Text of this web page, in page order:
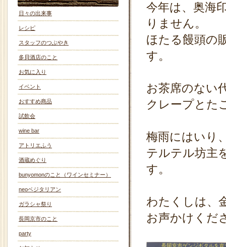
今年は、奥海
りません。
ほたる饅頭の
す。
お茶席のない
クレープとた
梅雨にはいり
テルテル坊主
す。
わたくしは、
お声かけくだ
日々の出来事
レシピ
スタッフのつぶやき
多貝酒店のこと
お気に入り
イベント
おすすめ商品
試飲会
wine bar
アトリエふう
酒蔵めぐり
bunyomonのこと（ワインセミナー）
neoベジタリアン
ガラシャ祭り
長岡京市のこと
party